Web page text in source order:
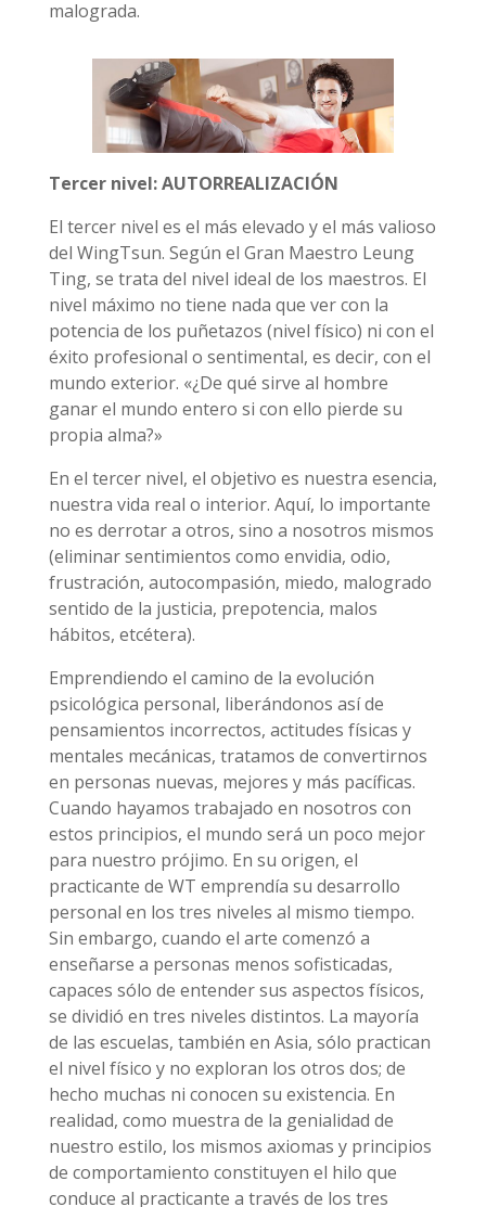
malograda.
Tercer nivel: AUTORREALIZACIÓN
El tercer nivel es el más elevado y el más valioso
del WingTsun. Según el Gran Maestro Leung
Ting, se trata del nivel ideal de los maestros. El
nivel máximo no tiene nada que ver con la
potencia de los puñetazos (nivel físico) ni con el
éxito profesional o sentimental, es decir, con el
mundo exterior. «¿De qué sirve al hombre
ganar el mundo entero si con ello pierde su
propia alma?»
En el tercer nivel, el objetivo es nuestra esencia,
nuestra vida real o interior. Aquí, lo importante
no es derrotar a otros, sino a nosotros mismos
(eliminar sentimientos como envidia, odio,
frustración, autocompasión, miedo, malogrado
sentido de la justicia, prepotencia, malos
hábitos, etcétera).
Emprendiendo el camino de la evolución
psicológica personal, liberándonos así de
pensamientos incorrectos, actitudes físicas y
mentales mecánicas, tratamos de convertirnos
en personas nuevas, mejores y más pacíficas.
Cuando hayamos trabajado en nosotros con
estos principios, el mundo será un poco mejor
para nuestro prójimo. En su origen, el
practicante de WT emprendía su desarrollo
personal en los tres niveles al mismo tiempo.
Sin embargo, cuando el arte comenzó a
enseñarse a personas menos sofisticadas,
capaces sólo de entender sus aspectos físicos,
se dividió en tres niveles distintos. La mayoría
de las escuelas, también en Asia, sólo practican
el nivel físico y no exploran los otros dos; de
hecho muchas ni conocen su existencia. En
realidad, como muestra de la genialidad de
nuestro estilo, los mismos axiomas y principios
de comportamiento constituyen el hilo que
conduce al practicante a través de los tres